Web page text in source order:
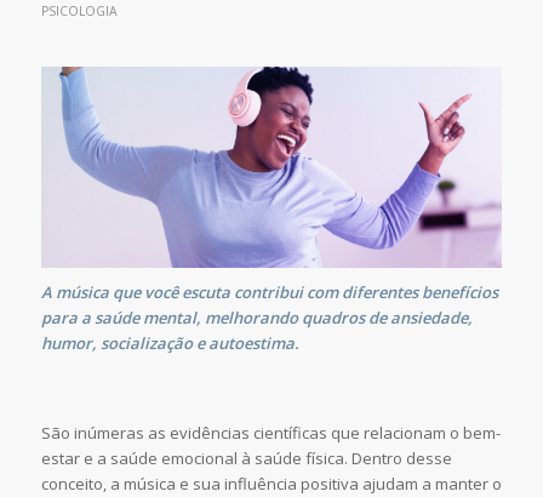
PSICOLOGIA
A música que você escuta contribui com diferentes benefícios
para a saúde mental, melhorando quadros de ansiedade,
humor, socialização e autoestima.
São inúmeras as evidências científicas que relacionam o bem-
estar e a saúde emocional à saúde física. Dentro desse
conceito, a música e sua influência positiva ajudam a manter o